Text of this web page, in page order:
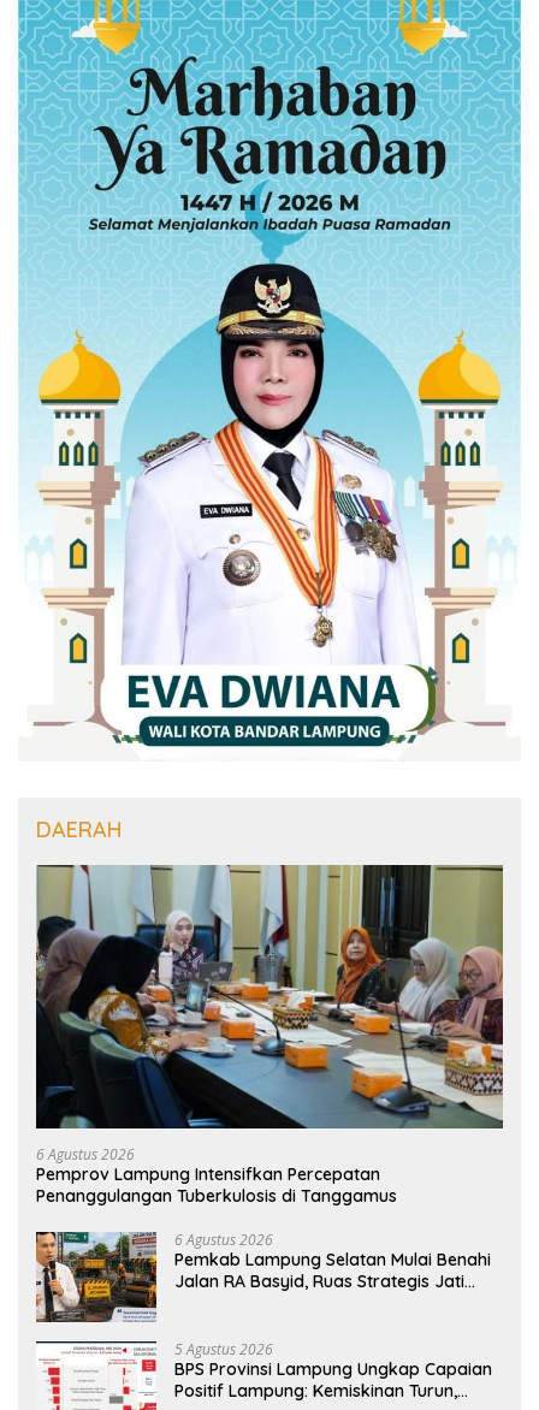
DAERAH
6 Agustus 2026
Pemprov Lampung Intensifkan Percepatan
Penanggulangan Tuberkulosis di Tanggamus
6 Agustus 2026
Pemkab Lampung Selatan Mulai Benahi
Jalan RA Basyid, Ruas Strategis Jati
5 Agustus 2026
BPS Provinsi Lampung Ungkap Capaian
Positif Lampung: Kemiskinan Turun,